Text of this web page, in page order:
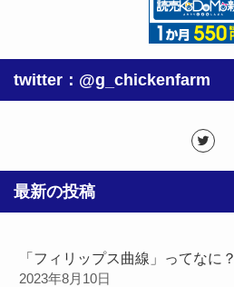
twitter：@g_chickenfarm
最新の投稿
「フィリップス曲線」ってなに？
2023年8月10日